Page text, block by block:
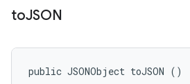
toJSON
public JSONObject toJSON ()